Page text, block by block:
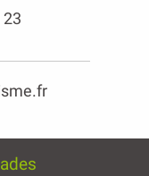
23